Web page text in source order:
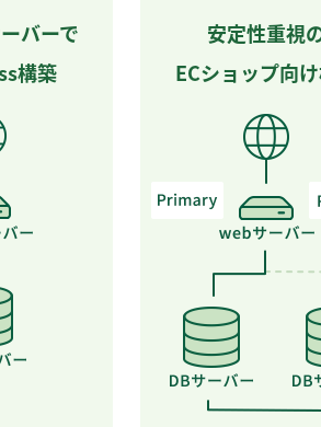
バーで
構築
安定性重視
ECショップ向